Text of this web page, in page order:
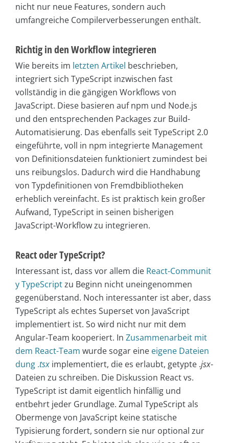
nicht nur neue Features, sondern auch
umfangreiche Compilerverbesserungen enthält.
Richtig in den Workflow integrieren
Wie bereits im letzten Artikel beschrieben,
integriert sich TypeScript inzwischen fast
vollständig in die gängigen Workflows von
JavaScript. Diese basieren auf npm und Node.js
und den entsprechenden Packages zur Build-
Automatisierung. Das ebenfalls seit TypeScript 2.0
eingeführte, voll in npm integrierte Management
von Definitionsdateien funktioniert zumindest bei
uns reibungslos. Dadurch wird die Handhabung
von Typdefinitionen von Fremdbibliotheken
erheblich vereinfacht. Es ist praktisch kein großer
Aufwand, TypeScript in seinen bisherigen
JavaScript-Workflow zu integrieren.
React oder TypeScript?
Interessant ist, dass vor allem die React-Communit
y TypeScriptzu Beginn nicht uneingenommen
gegenüberstand. Noch interessanter ist aber, dass
TypeScript als echtes Superset von JavaScript
implementiert ist. So wird nicht nur mit dem
Angular-Team kooperiert. In Zusammenarbeit mit
dem React-Team wurde sogar eine eigene Dateien
dung .tsx implementiert, die es erlaubt, getypte .jsx-
Dateien zu schreiben. Die Diskussion React vs.
TypeScript ist damit eigentlich hinfällig und
entbehrt jeder Grundlage. Zumal TypeScript als
Obermenge von JavaScript keine statische
Typisierung fordert, sondern sie nur optional zur